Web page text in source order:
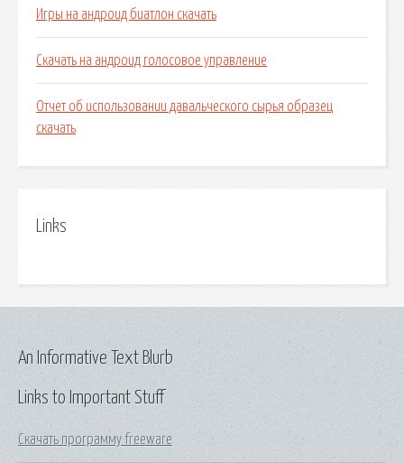
Игры на андроид биатлон скачать
Скачать на андроид голосовое управление
Отчет об использовании давальческого сырья образец
скачать
Links
Links to Important Stuff
Скачать программу freeware
An Informative Text Blurb